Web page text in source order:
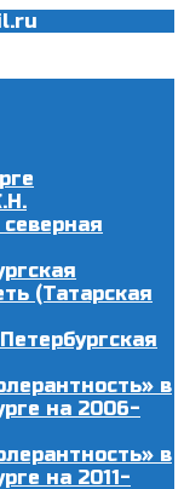
(Татарская
в
на 2006-
в
на 2011-